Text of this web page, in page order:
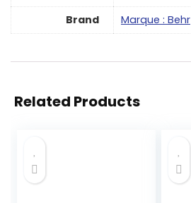
Brand
Marque : Behr
Related Products